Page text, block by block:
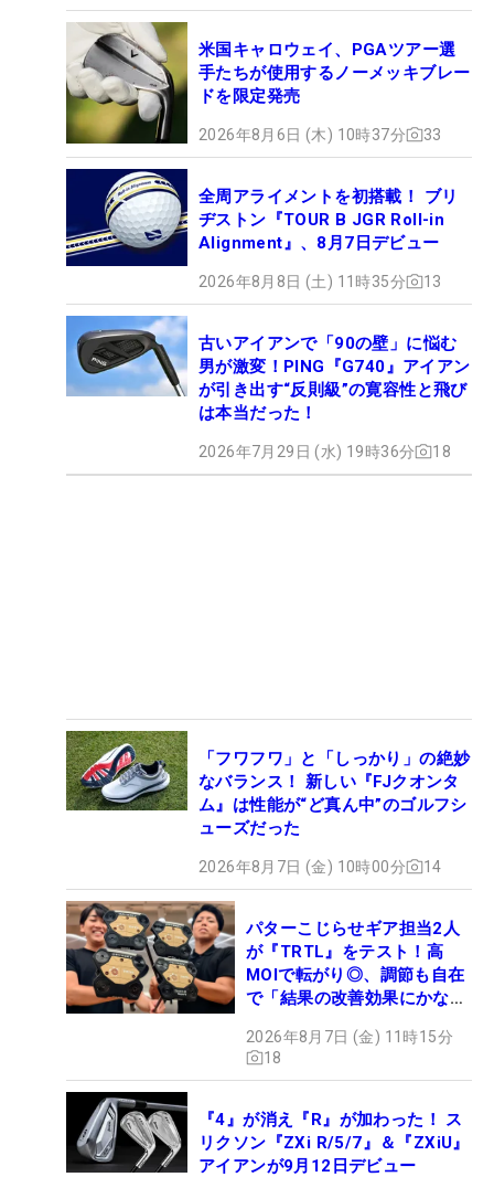
米国キャロウェイ、PGAツアー選
手たちが使用するノーメッキブレー
ドを限定発売
2026年8月6日 (木) 10時37分 33
全周アライメントを初搭載！ ブリ
ヂストン『TOUR B JGR Roll-in
Alignment』、8月7日デビュー
2026年8月8日 (土) 11時35分 13
古いアイアンで「90の壁」に悩む
男が激変！PING『G740』アイアン
が引き出す“反則級”の寛容性と飛び
は本当だった！
2026年7月29日 (水) 19時36分 18
「フワフワ」と「しっかり」の絶妙
なバランス！ 新しい『FJクオンタ
ム』は性能が“ど真ん中”のゴルフシ
ューズだった
2026年8月7日 (金) 10時00分 14
パターこじらせギア担当2人
が『TRTL』をテスト！高
MOIで転がり◎、調節も自在
で「結果の改善効果にかなり
2026年8月7日 (金) 11時15分
18
『4』が消え『R』が加わった！ ス
リクソン『ZXi R/5/7』＆『ZXiU』
アイアンが9月12日デビュー